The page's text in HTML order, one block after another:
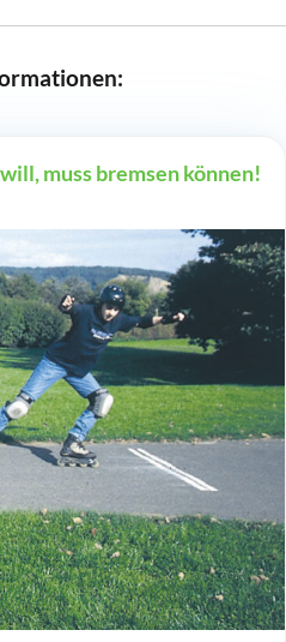
muss bremsen können!